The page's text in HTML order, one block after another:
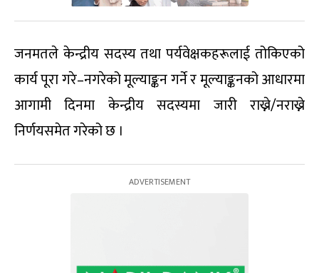
जनमतले केन्द्रीय सदस्य तथा पर्यवेक्षकहरूलाई तोकिएको
कार्य पूरा गरे–नगरेको मूल्याङ्कन गर्ने र मूल्याङ्कनको आधारमा
आगामी दिनमा केन्द्रीय सदस्यमा जारी राख्ने/नराख्ने
निर्णयसमेत गरेको छ ।